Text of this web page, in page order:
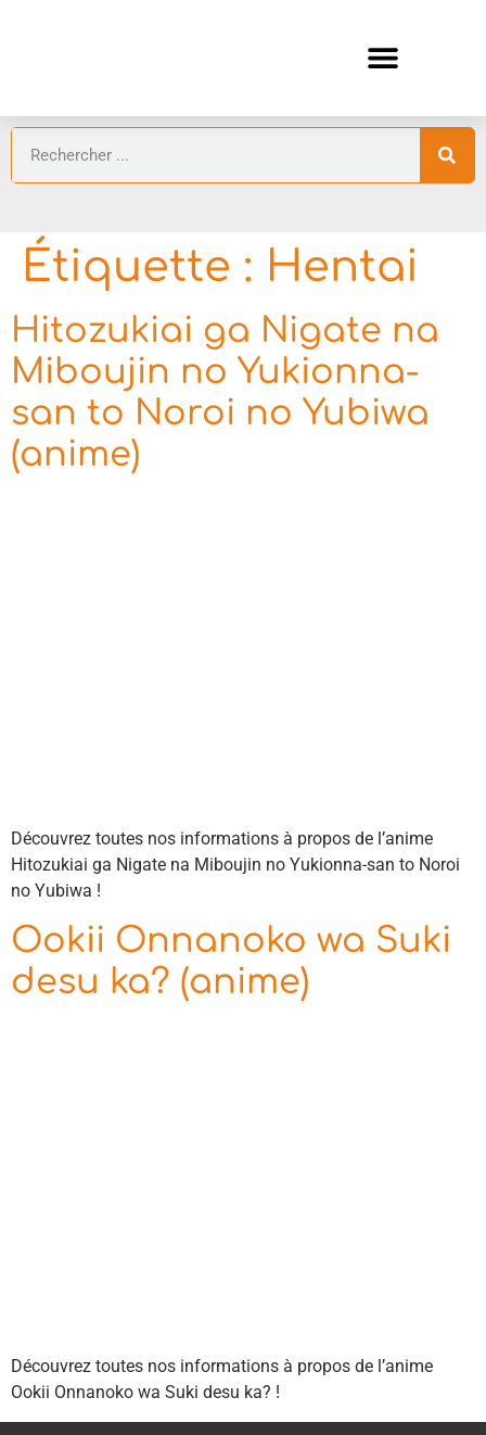
Étiquette : Hentai
Hitozukiai ga Nigate na
Miboujin no Yukionna-
san to Noroi no Yubiwa
(anime)
Découvrez toutes nos informations à propos de l’anime
Hitozukiai ga Nigate na Miboujin no Yukionna-san to Noroi
no Yubiwa !
Ookii Onnanoko wa Suki
desu ka? (anime)
Découvrez toutes nos informations à propos de l’anime
Ookii Onnanoko wa Suki desu ka? !